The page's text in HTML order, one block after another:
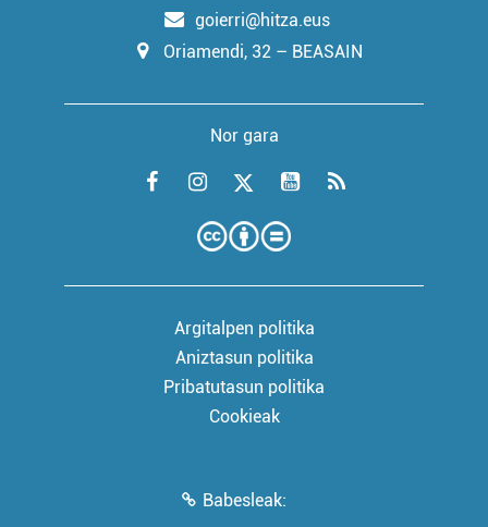
goierri@hitza.eus
Oriamendi, 32 – BEASAIN
Nor gara
Argitalpen politika
Aniztasun politika
Pribatutasun politika
Cookieak
Babesleak: